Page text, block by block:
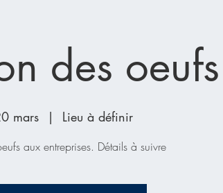
des oeufs
mars
  |
Lieu à définir
aux entreprises. Détails à suivre